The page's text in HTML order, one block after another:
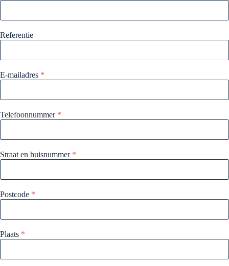
Referentie
E-mailadres *
Telefoonnummer *
Straat en huisnummer *
Postcode *
Plaats *